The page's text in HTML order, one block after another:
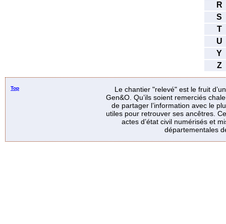
R
S
T
U
Y
Z
Top
Le chantier "relevé" est le fruit
Gen&O. Qu’ils soient remerciés
de partager l’information avec le
utiles pour retrouver ses ancêtres.
actes d’état civil numérisés et
départementales